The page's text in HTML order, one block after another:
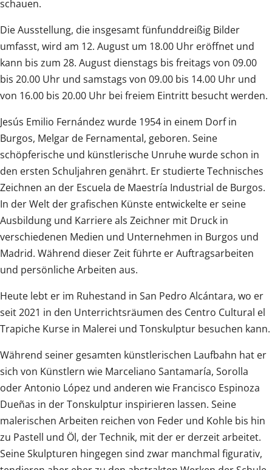
schauen.
Die Ausstellung, die insgesamt fünfunddreißig Bilder
umfasst, wird am 12. August um 18.00 Uhr eröffnet und
kann bis zum 28. August dienstags bis freitags von 09.00
bis 20.00 Uhr und samstags von 09.00 bis 14.00 Uhr und
von 16.00 bis 20.00 Uhr bei freiem Eintritt besucht werden.
Jesús Emilio Fernández wurde 1954 in einem Dorf in
Burgos, Melgar de Fernamental, geboren. Seine
schöpferische und künstlerische Unruhe wurde schon in
den ersten Schuljahren genährt. Er studierte Technisches
Zeichnen an der Escuela de Maestría Industrial de Burgos.
In der Welt der grafischen Künste entwickelte er seine
Ausbildung und Karriere als Zeichner mit Druck in
verschiedenen Medien und Unternehmen in Burgos und
Madrid. Während dieser Zeit führte er Auftragsarbeiten
und persönliche Arbeiten aus.
Heute lebt er im Ruhestand in San Pedro Alcántara, wo er
seit 2021 in den Unterrichtsräumen des Centro Cultural el
Trapiche Kurse in Malerei und Tonskulptur besuchen kann.
Während seiner gesamten künstlerischen Laufbahn hat er
sich von Künstlern wie Marceliano Santamaría, Sorolla
oder Antonio López und anderen wie Francisco Espinoza
Dueñas in der Tonskulptur inspirieren lassen. Seine
malerischen Arbeiten reichen von Feder und Kohle bis hin
zu Pastell und Öl, der Technik, mit der er derzeit arbeitet.
Seine Skulpturen hingegen sind zwar manchmal figurativ,